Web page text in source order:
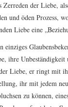
der Liebe,
und öden Prozess,
Liebe eine
einziges
ihre Unbeständigkeit
Liebe, er ringt mit
ihr mit jedem
zu können,